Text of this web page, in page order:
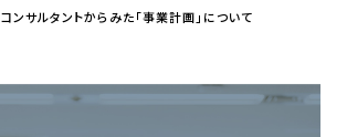
コンサルタントからみた「事業計画」について